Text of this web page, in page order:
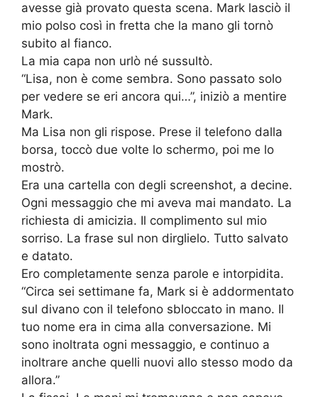
avesse già provato questa scena. Mark lasciò il
mio polso così in fretta che la mano gli tornò
subito al fianco.
La mia capa non urlò né sussultò.
“Lisa, non è come sembra. Sono passato solo
per vedere se eri ancora qui…”, iniziò a mentire
Mark.
Ma Lisa non gli rispose. Prese il telefono dalla
borsa, toccò due volte lo schermo, poi me lo
mostrò.
Era una cartella con degli screenshot, a decine.
Ogni messaggio che mi aveva mai mandato. La
richiesta di amicizia. Il complimento sul mio
sorriso. La frase sul non dirglielo. Tutto salvato
e datato.
Ero completamente senza parole e intorpidita.
“Circa sei settimane fa, Mark si è addormentato
sul divano con il telefono sbloccato in mano. Il
tuo nome era in cima alla conversazione. Mi
sono inoltrata ogni messaggio, e continuo a
inoltrare anche quelli nuovi allo stesso modo da
allora.”